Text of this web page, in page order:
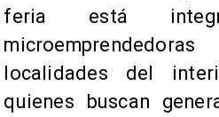
feria está
localidades del
quienes buscan